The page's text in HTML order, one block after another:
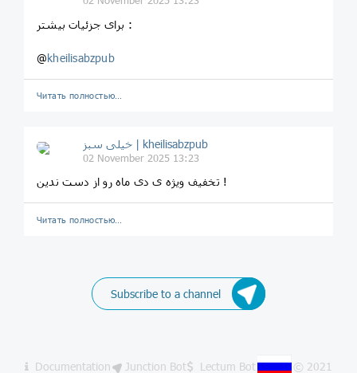
برای جزئیات بیشتر :
@kheilisabzpub
Читать полностью…
خیلی سبز | kheilisabzpub
02 November 2025 13:23
تخفیف ویژه ی دی ماه رو از دست ندین !
Читать полностью…
Subscribe to a channel
Documentation Junction Bot Lectum Bot © 2021